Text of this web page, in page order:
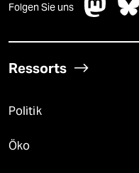
Folgen Sie uns
Ressorts
Politik
Öko